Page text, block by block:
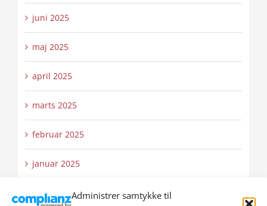
Administrer samtykke til
juni 2025
maj 2025
april 2025
marts 2025
februar 2025
januar 2025
december 2024